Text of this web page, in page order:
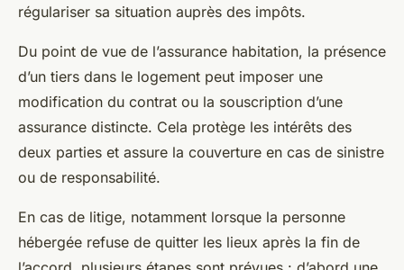
régulariser sa situation auprès des impôts.
Du point de vue de l’assurance habitation, la présence
d’un tiers dans le logement peut imposer une
modification du contrat ou la souscription d’une
assurance distincte. Cela protège les intérêts des
deux parties et assure la couverture en cas de sinistre
ou de responsabilité.
En cas de litige, notamment lorsque la personne
hébergée refuse de quitter les lieux après la fin de